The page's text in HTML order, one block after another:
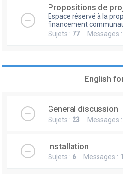
Propositions de
Espace réservé à la
financement
Sujets : 77Messages :
English
General discussion
Sujets : 23 Messages :
Installation
Sujets : 6 Messages :